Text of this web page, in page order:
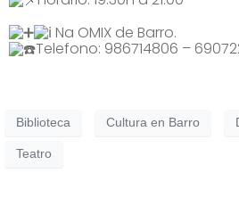
Na OMIX de Barro.
Telefono: 986714806 –
Biblioteca Cultura en Barro
Teatro